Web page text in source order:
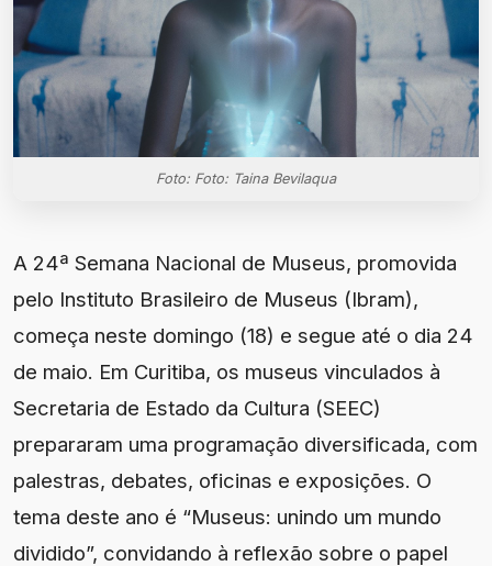
Foto: Foto: Taina Bevilaqua
A 24ª Semana Nacional de Museus, promovida
pelo Instituto Brasileiro de Museus (Ibram),
começa neste domingo (18) e segue até o dia 24
de maio. Em Curitiba, os museus vinculados à
Secretaria de Estado da Cultura (SEEC)
prepararam uma programação diversificada, com
palestras, debates, oficinas e exposições. O
tema deste ano é “Museus: unindo um mundo
dividido”, convidando à reflexão sobre o papel